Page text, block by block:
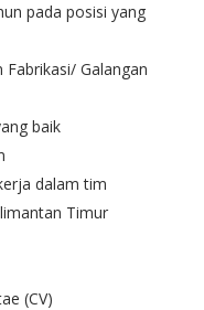
pada posisi yang
Galangan
baik
dalam tim
Timur
(CV)